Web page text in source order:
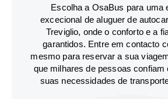
Escolha a OsaBus para uma
excecional de aluguer de
Treviglio, onde o conforto e a
garantidos. Entre em contacto
mesmo para reservar a sua
que milhares de pessoas confiam
suas necessidades de